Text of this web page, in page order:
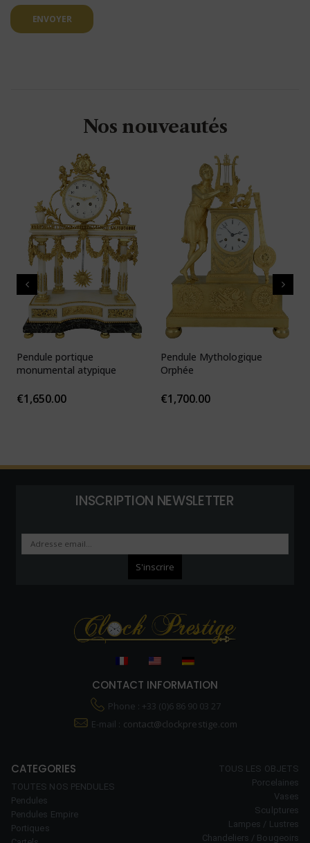
ENVOYER
Nos nouveautés
Pendule portique
monumental atypique
€1,650.00
Pendule Mythologique
Orphée
€1,700.00
INSCRIPTION NEWSLETTER
CONTACT INFORMATION
Phone : +33 (0)6 86 90 03 27
E-mail : contact@clockprestige.com
CATEGORIES
TOUTES NOS PENDULES
Pendules
Pendules Empire
Portiques
TOUS LES OBJETS
Porcelaines
Vases
Sculptures
Lampes / Lustres
Chandeliers / Bougeoirs